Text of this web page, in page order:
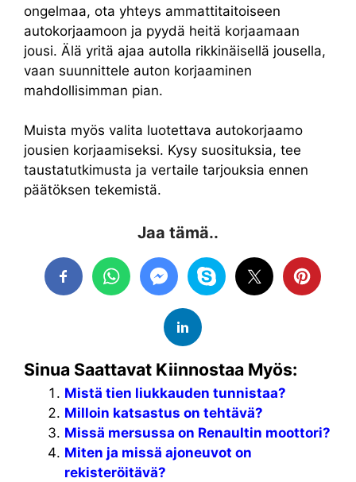
ongelmaa, ota yhteys ammattitaitoiseen
autokorjaamoon ja pyydä heitä korjaamaan
jousi. Älä yritä ajaa autolla rikkinäisellä jousella,
vaan suunnittele auton korjaaminen
mahdollisimman pian.
Muista myös valita luotettava autokorjaamo
jousien korjaamiseksi. Kysy suosituksia, tee
taustatutkimusta ja vertaile tarjouksia ennen
päätöksen tekemistä.
Jaa tämä..
Sinua Saattavat Kiinnostaa Myös:
Mistä tien liukkauden tunnistaa?
Milloin katsastus on tehtävä?
Missä mersussa on Renaultin moottori?
Miten ja missä ajoneuvot on
rekisteröitävä?